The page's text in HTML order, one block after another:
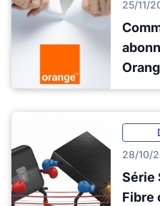
25/11/
28/10/
Série
Fibre